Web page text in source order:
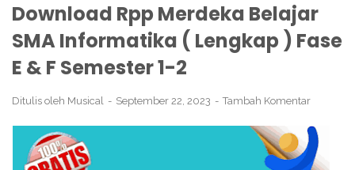
Download Rpp Merdeka Belajar
SMA Informatika ( Lengkap ) Fase
E & F Semester 1-2
Ditulis oleh Musical September 22, 2023 Tambah Komentar